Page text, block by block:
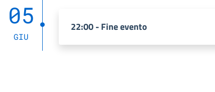
05
GIU
22:00 - Fine evento